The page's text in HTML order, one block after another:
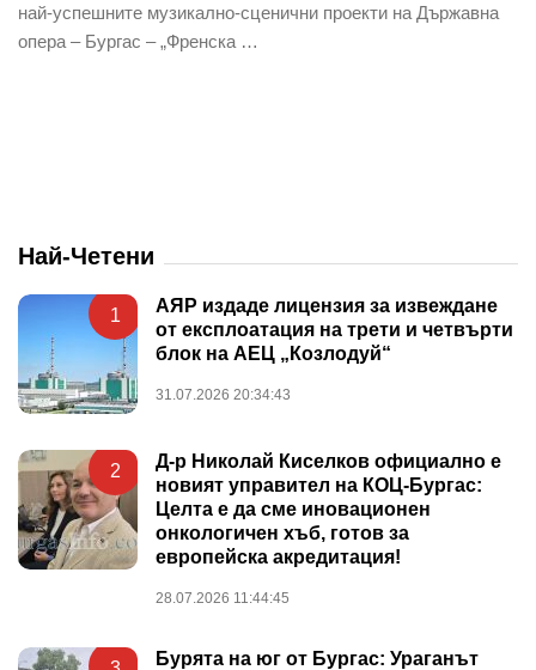
най‐успешните музикално-сценични проекти на Държавна
опера – Бургас – „Френска …
Най-Четени
1
АЯР издаде лицензия за извеждане
от експлоатация на трети и четвърти
блок на АЕЦ „Козлодуй“
31.07.2026 20:34:43
2
Д-р Николай Киселков официално е
новият управител на КОЦ-Бургас:
Целта е да сме иновационен
онкологичен хъб, готов за
европейска акредитация!
28.07.2026 11:44:45
Бурята на юг от Бургас: Ураганът